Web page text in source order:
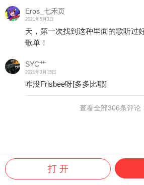
Eros_七禾页
2021年5月3日
天，第一次找到这种里面的歌听过
歌单！
SYC艹
2021年3月15日
咋没Frisbee呀[多多比耶]
查看全部306条评论
打 开